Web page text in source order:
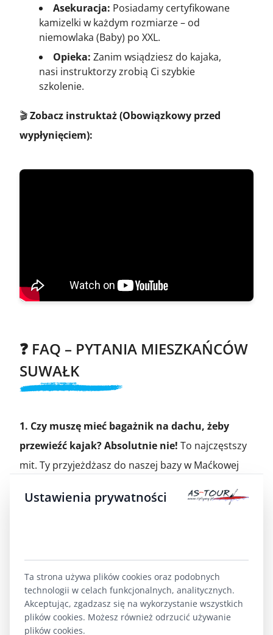
Asekuracja: Posiadamy certyfikowane
kamizelki w każdym rozmiarze – od
niemowlaka (Baby) po XXL.
Opieka: Zanim wsiądziesz do kajaka,
nasi instruktorzy zrobią Ci szybkie
szkolenie.
🎬Zobacz instruktaż (Obowiązkowy przed
wypłynięciem):
❓ FAQ – PYTANIA MIESZKAŃCÓW
SUWAŁK
1. Czy muszę mieć bagażnik na dachu, żeby
przewieźć kajak?Absolutnie nie! To najczęstszy
mit. Ty przyjeżdżasz do naszej bazy w Maćkowej
wiosła i cały sprzęt czekają na miejscu. My
2. Czarna Hańcza czy Zalew Arkadia? Co lepsze
na weekend?Zalew to świetne miejsce na spacer,
ale kajakowo to "stojąca woda". Musisz ciągle
wiosłować, żeby płynąć. Na Czarnej Hańczy
Ustawienia prywatności
Ta strona używa plików cookies oraz podobnych
technologii w celach funkcjonalnych, analitycznych.
Akceptując, zgadzasz się na wykorzystanie wszystkich
plików cookies. Możesz również odrzucić używanie
plików cookies.